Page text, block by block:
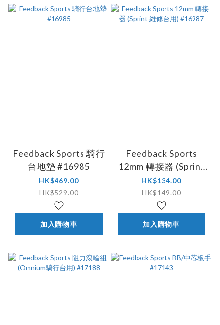
Feedback Sports 騎行
台地墊 #16985
HK$469.00
HK$529.00
加入購物車
Feedback Sports
12mm 轉接器 (Sprint
維修台用) #16987
HK$134.00
HK$149.00
加入購物車